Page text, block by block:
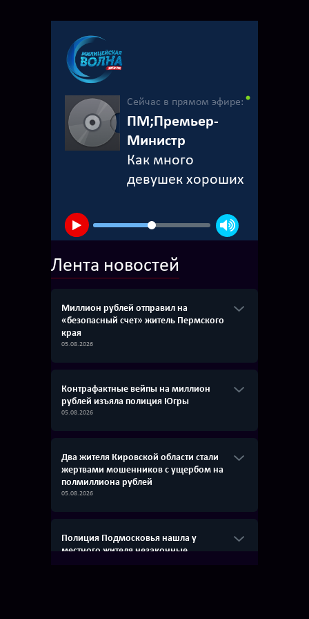
Сейчас в прямом эфире:
ПМ;Премьер-
Министр
Как много
девушек хороших
Лента новостей
Миллион рублей отправил на
«безопасный счет» житель Пермского
края
05.08.2026
Контрафактные вейпы на миллион
рублей изъяла полиция Югры
05.08.2026
Два жителя Кировской области стали
жертвами мошенников с ущербом на
полмиллиона рублей
05.08.2026
Полиция Подмосковья нашла у
местного жителя незаконные